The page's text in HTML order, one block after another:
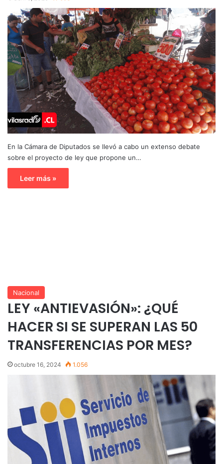
En la Cámara de Diputados se llevó a cabo un extenso debate
sobre el proyecto de ley que propone un…
Leer más »
Nacional
LEY «ANTIEVASIÓN»: ¿QUÉ
HACER SI SE SUPERAN LAS 50
TRANSFERENCIAS POR MES?
octubre 16, 2024 1.056